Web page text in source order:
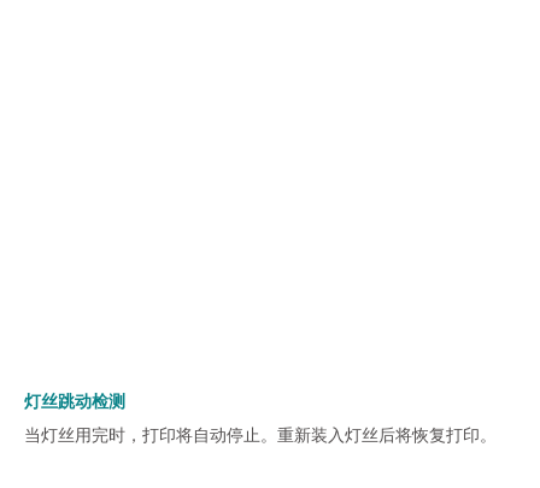
灯丝跳动检测
当灯丝用完时，打印将自动停止。重新装入灯丝后将恢复打印。